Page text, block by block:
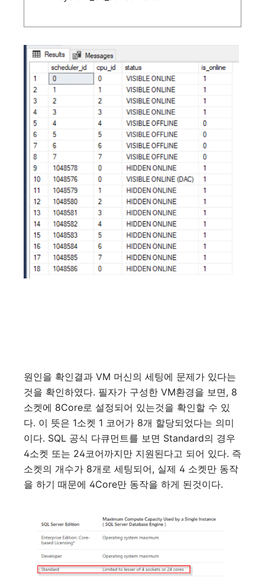
원인을 확인결과 VM 머신의 세팅에 문제가 있다는
것을 확인하였다. 필자가 구성한 VM환경을 보면, 8
소켓에 8Core로 설정되어 있는것을 확인할 수 있
다. 이 뜻은 1소켓 1 코어가 8개 할당되었다는 의미
이다. SQL 공식 다큐먼트를 보면 Standard의 경우
4소켓 또는 24코어까지만 지원된다고 되어 있다. 즉
소켓의 개수가 8개로 세팅되어, 실제 4 소켓만 동작
을 하기 때문에 4Core만 동작을 하게 된것이다.